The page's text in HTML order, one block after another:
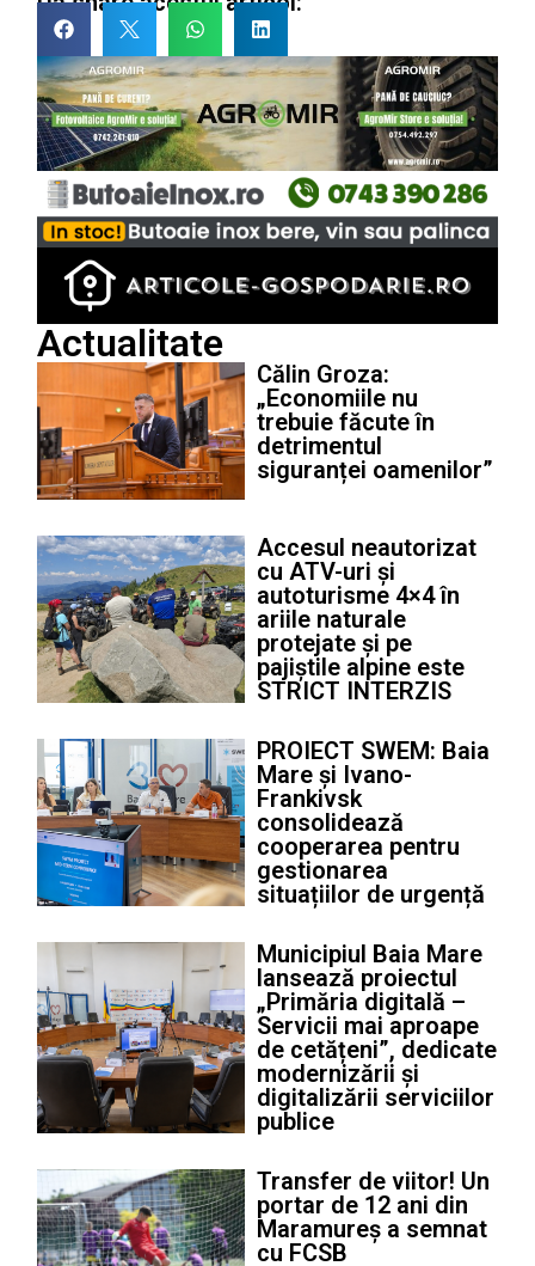
Actualitate
Călin Groza:
„Economiile nu
trebuie făcute în
detrimentul
siguranței oamenilor”
Accesul neautorizat
cu ATV-uri și
autoturisme 4×4 în
ariile naturale
protejate și pe
pajiștile alpine este
STRICT INTERZIS
PROIECT SWEM: Baia
Mare și Ivano-
Frankivsk
consolidează
cooperarea pentru
gestionarea
situațiilor de urgență
Municipiul Baia Mare
lansează proiectul
„Primăria digitală –
Servicii mai aproape
de cetățeni”, dedicate
modernizării și
digitalizării serviciilor
publice
Transfer de viitor! Un
portar de 12 ani din
Maramureș a semnat
cu FCSB